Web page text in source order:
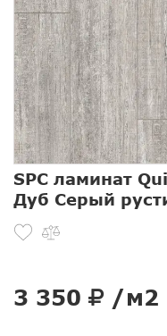
SPC ламинат
Дуб Серый
3 350 /м2